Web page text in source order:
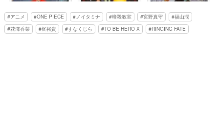
アニメ ONE PIECE ノイタミナ 暗殺教室 宮野真守
福山潤
花澤香菜
梶裕貴 すなくじら TO BE HERO X RINGING FATE